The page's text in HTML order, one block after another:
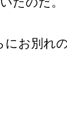
にお別れ